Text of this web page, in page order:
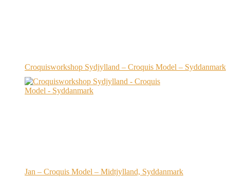
Croquisworkshop Sydjylland – Croquis Model – Syddanmark
Jan – Croquis Model – Midtjylland, Syddanmark